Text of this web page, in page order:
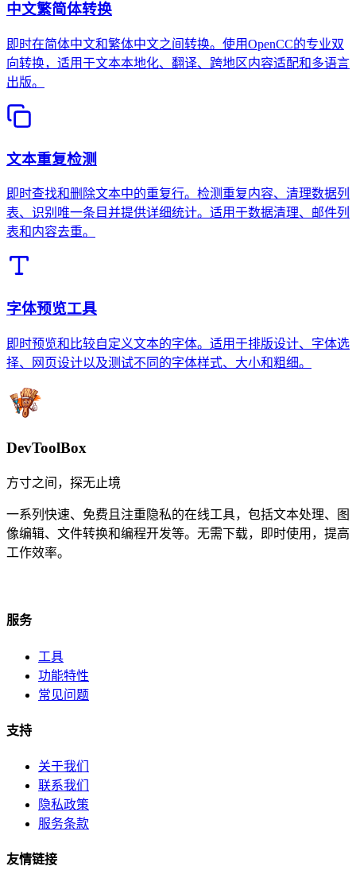
中文繁简体转换
即时在简体中文和繁体中文之间转换。使用OpenCC的专业双
向转换，适用于文本本地化、翻译、跨地区内容适配和多语言
出版。
文本重复检测
即时查找和删除文本中的重复行。检测重复内容、清理数据列
表、识别唯一条目并提供详细统计。适用于数据清理、邮件列
表和内容去重。
字体预览工具
即时预览和比较自定义文本的字体。适用于排版设计、字体选
择、网页设计以及测试不同的字体样式、大小和粗细。
DevToolBox
方寸之间，探无止境
一系列快速、免费且注重隐私的在线工具，包括文本处理、图
像编辑、文件转换和编程开发等。无需下载，即时使用，提高
工作效率。
服务
工具
功能特性
常见问题
支持
关于我们
联系我们
隐私政策
服务条款
友情链接